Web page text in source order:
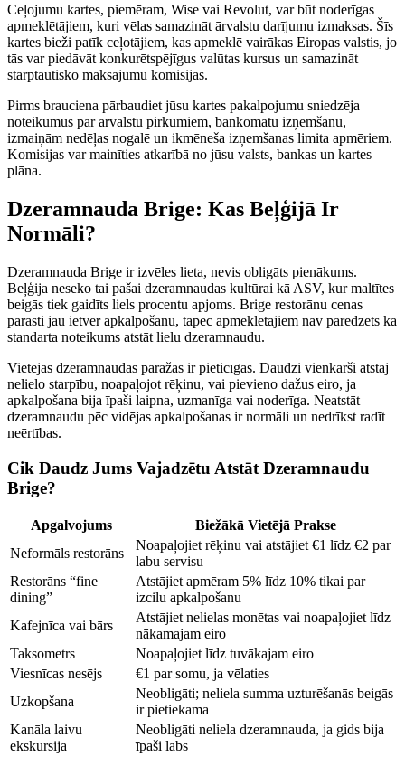
Ceļojumu kartes, piemēram, Wise vai Revolut, var būt noderīgas
apmeklētājiem, kuri vēlas samazināt ārvalstu darījumu izmaksas. Šīs
kartes bieži patīk ceļotājiem, kas apmeklē vairākas Eiropas valstis, jo
tās var piedāvāt konkurētspējīgus valūtas kursus un samazināt
starptautisko maksājumu komisijas.
Pirms brauciena pārbaudiet jūsu kartes pakalpojumu sniedzēja
noteikumus par ārvalstu pirkumiem, bankomātu izņemšanu,
izmaiņām nedēļas nogalē un ikmēneša izņemšanas limita apmēriem.
Komisijas var mainīties atkarībā no jūsu valsts, bankas un kartes
plāna.
Dzeramnauda Brige: Kas Beļģijā Ir
Normāli?
Dzeramnauda Brige ir izvēles lieta, nevis obligāts pienākums.
Beļģija neseko tai pašai dzeramnaudas kultūrai kā ASV, kur maltītes
beigās tiek gaidīts liels procentu apjoms. Brige restorānu cenas
parasti jau ietver apkalpošanu, tāpēc apmeklētājiem nav paredzēts kā
standarta noteikums atstāt lielu dzeramnaudu.
Vietējās dzeramnaudas paražas ir pieticīgas. Daudzi vienkārši atstāj
nelielo starpību, noapaļojot rēķinu, vai pievieno dažus eiro, ja
apkalpošana bija īpaši laipna, uzmanīga vai noderīga. Neatstāt
dzeramnaudu pēc vidējas apkalpošanas ir normāli un nedrīkst radīt
neērtības.
Cik Daudz Jums Vajadzētu Atstāt Dzeramnaudu
Brige?
Apgalvojums
Biežākā Vietējā Prakse
Neformāls restorāns
Noapaļojiet rēķinu vai atstājiet €1 līdz €2 par
labu servisu
Restorāns “fine
dining”
Atstājiet apmēram 5% līdz 10% tikai par
izcilu apkalpošanu
Kafejnīca vai bārs
Atstājiet nelielas monētas vai noapaļojiet līdz
nākamajam eiro
Taksometrs
Noapaļojiet līdz tuvākajam eiro
Viesnīcas nesējs
€1 par somu, ja vēlaties
Uzkopšana
Neobligāti; neliela summa uzturēšanās beigās
ir pietiekama
Kanāla laivu
ekskursija
Neobligāti neliela dzeramnauda, ja gids bija
īpaši labs